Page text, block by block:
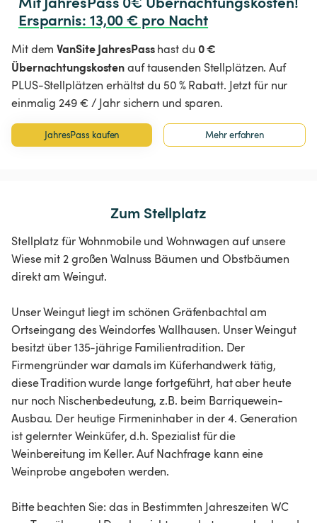
Ersparnis: 13,00 € pro Nacht
Mit demVanSite JahresPasshast du 0 €
Übernachtungskostenauf tausenden Stellplätzen. Auf
PLUS-Stellplätzen erhältst du 50 % Rabatt. Jetzt für nur
einmalig 249 € / Jahr sichern und sparen.
JahresPass kaufen Mehr erfahren
Zum Stellplatz
Stellplatz für Wohnmobile und Wohnwagen auf unsere
Wiese mit 2 großen Walnuss Bäumen und Obstbäumen
direkt am Weingut.
Unser Weingut liegt im schönen Gräfenbachtal am
Ortseingang des Weindorfes Wallhausen. Unser Weingut
besitzt über 135-jährige Familientradition. Der
Firmengründer war damals im Küferhandwerk tätig,
diese Tradition wurde lange fortgeführt, hat aber heute
nur noch Nischenbedeutung, z.B. beim Barriquewein-
Ausbau. Der heutige Firmeninhaber in der 4. Generation
ist gelernter Weinküfer, d.h. Spezialist für die
Weinbereitung im Keller. Auf Nachfrage kann eine
Weinprobe angeboten werden.
Bitte beachten Sie: das in Bestimmten Jahreszeiten WC